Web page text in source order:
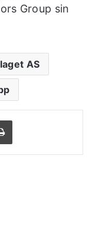
Group sin
AS
Print